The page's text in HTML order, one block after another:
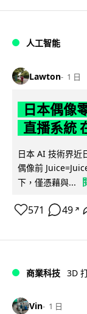
人工智能
Lawton 1 日
日本偶像
直播系統
日本 AI 技術界近
偶像前
下，僅憑藉與...
571 49 ↗
商業科技 3D
Vin 1 日